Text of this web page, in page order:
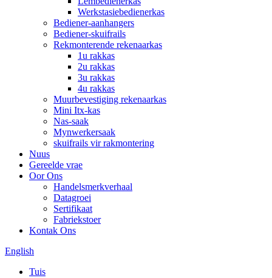
Werkstasiebedienerkas
Bediener-aanhangers
Bediener-skuifrails
Rekmonterende rekenaarkas
1u rakkas
2u rakkas
3u rakkas
4u rakkas
Muurbevestiging rekenaarkas
Mini Itx-kas
Nas-saak
Mynwerkersaak
skuifrails vir rakmontering
Nuus
Gereelde vrae
Oor Ons
Handelsmerkverhaal
Datagroei
Sertifikaat
Fabriekstoer
Kontak Ons
English
Tuis